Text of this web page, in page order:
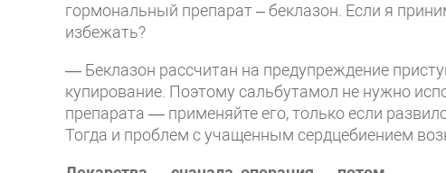
гормональный препарат – беклазон. Если я
избежать?
— Беклазон рассчитан на предупреждение
купирование. Поэтому сальбутамол не нужно
препарата — применяйте его, только если
Тогда и проблем с учащенным сердцебиением